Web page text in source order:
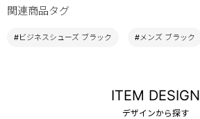
関連商品タグ
#ビジネスシューズ ブラック #メンズ ブラック
ITEM DESIGN
デザインから探す